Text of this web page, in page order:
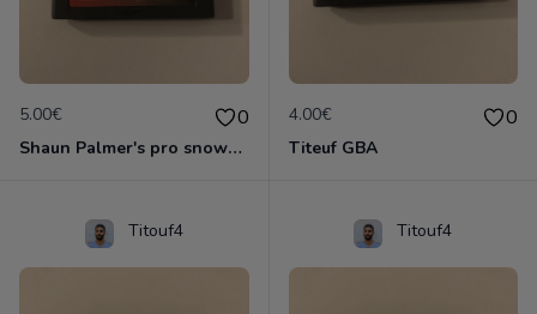
5.00€ 0
Shaun Palmer's pro snowboarder
4.00€ 0
Titeuf GBA
Titouf4 Titouf4